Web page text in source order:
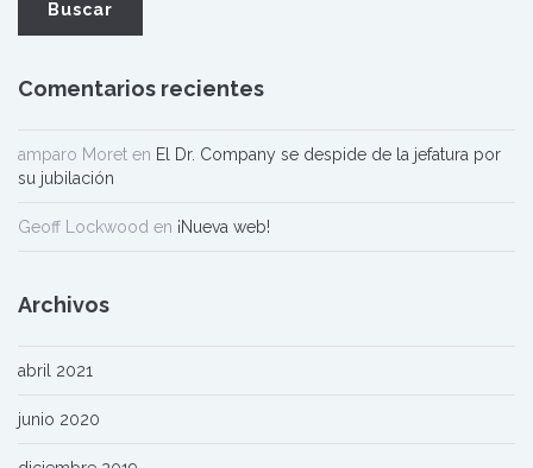
Comentarios recientes
amparo Moret en El Dr. Company se despide de la jefatura por
su jubilación
Geoff Lockwood en ¡Nueva web!
Archivos
abril 2021
junio 2020